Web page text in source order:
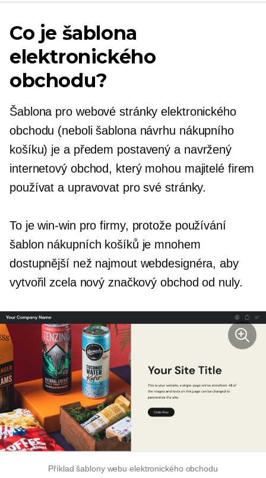
Co je šablona
elektronického
obchodu?
Šablona pro webové stránky elektronického
obchodu (neboli šablona návrhu nákupního
košíku) je a předem postavený a navržený
internetový obchod, který mohou majitelé firem
používat a upravovat pro své stránky.
To jewin-win pro firmy, protože používání
šablon nákupních košíků je mnohem
dostupnější než najmout webdesignéra, aby
vytvořil zcela nový značkový obchod od nuly.
Příklad šablony webu elektronického obchodu